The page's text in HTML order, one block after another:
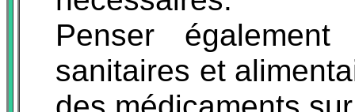
Penser
sanitaires et